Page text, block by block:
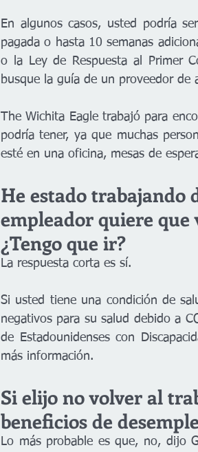
En algunos casos, usted podría
pagada o hasta 10 semanas
o la Ley de Respuesta al Primer
busque la guía de un proveedor de
The Wichita Eagle trabajó para
podría tener, ya que muchas
esté en una oficina, mesas de
He estado trabajando
empleador quiere que
¿Tengo que ir?
La respuesta corta es sí.
Si usted tiene una condición de
negativos para su salud debido a
de Estadounidenses con
más información.
Si elijo no volver al
beneficios de
Lo más probable es que, no, dijo